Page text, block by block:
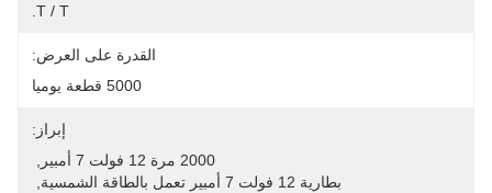
T / T.
القدرة على العرض:
5000 قطعة يوميا
إبراز:
2000 مرة 12 فولت 7 أمبير
بطارية 12 فولت 7 أمبير تعمل بالطاقة الشمسية